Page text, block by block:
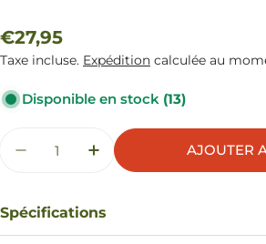
Prix
€27,95
Taxe incluse. Expédition calculée au
Disponible en stock (13)
DIMINUER LA QUANTITÉ
AUGMENTER LA
AJOUTER
Spécifications